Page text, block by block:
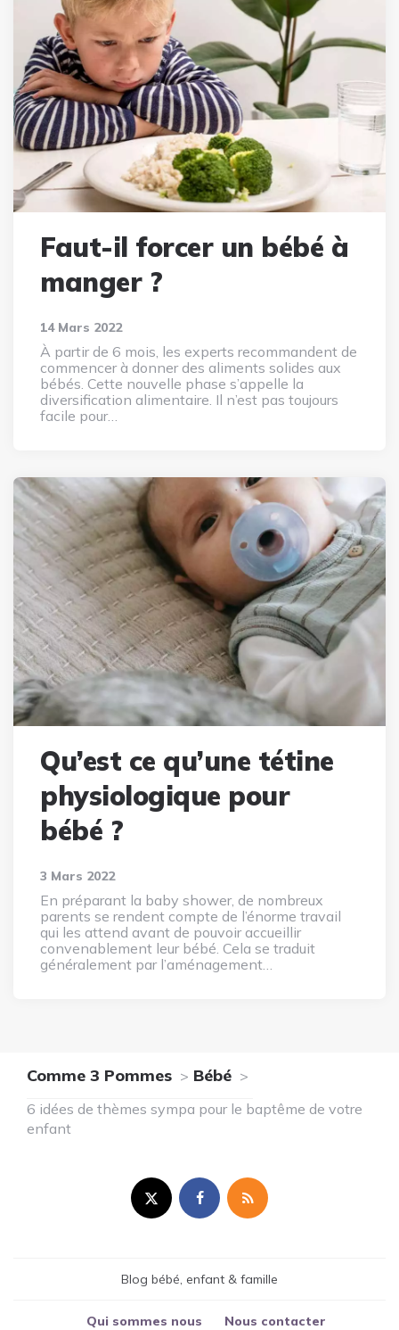
Faut-il forcer un bébé à
manger ?
14 Mars 2022
À partir de 6 mois, les experts recommandent de
commencer à donner des aliments solides aux
bébés. Cette nouvelle phase s’appelle la
diversification alimentaire. Il n’est pas toujours
facile pour…
Qu’est ce qu’une tétine
physiologique pour
bébé ?
3 Mars 2022
En préparant la baby shower, de nombreux
parents se rendent compte de l’énorme travail
qui les attend avant de pouvoir accueillir
convenablement leur bébé. Cela se traduit
généralement par l’aménagement…
Comme 3 Pommes Bébé
6 idées de thèmes sympa pour le baptême de votre
enfant
Blog bébé, enfant & famille
Qui sommes nous
Nous contacter